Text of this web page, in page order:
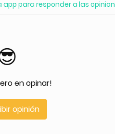
app para responder a las
en opinar!
opinión